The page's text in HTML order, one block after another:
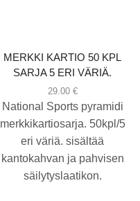
MERKKI KARTIO 50 KPL
SARJA 5 ERI VÄRIÄ.
29.00 €
National Sports pyramidi
merkkikartiosarja. 50kpl/5
eri väriä. sisältää
kantokahvan ja pahvisen
säilytyslaatikon.